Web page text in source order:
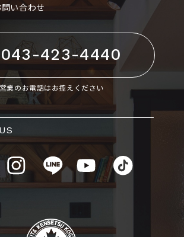
い合わせ
043-423-4440
営業のお電話はお控えください